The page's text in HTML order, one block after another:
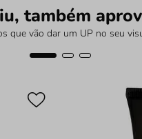
também
que vão dar um UP no seu